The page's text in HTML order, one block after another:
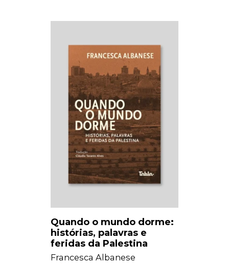
Quando o mundo dorme:
histórias, palavras e
feridas da Palestina
Francesca Albanese